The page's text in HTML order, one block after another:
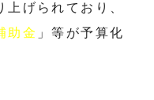
げられており、
助金 」等が予算化